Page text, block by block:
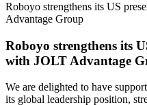
Roboyo strengthens its US
Advantage Group
Roboyo strengthens its
with JOLT Advantage
We are delighted to have
its global leadership position,